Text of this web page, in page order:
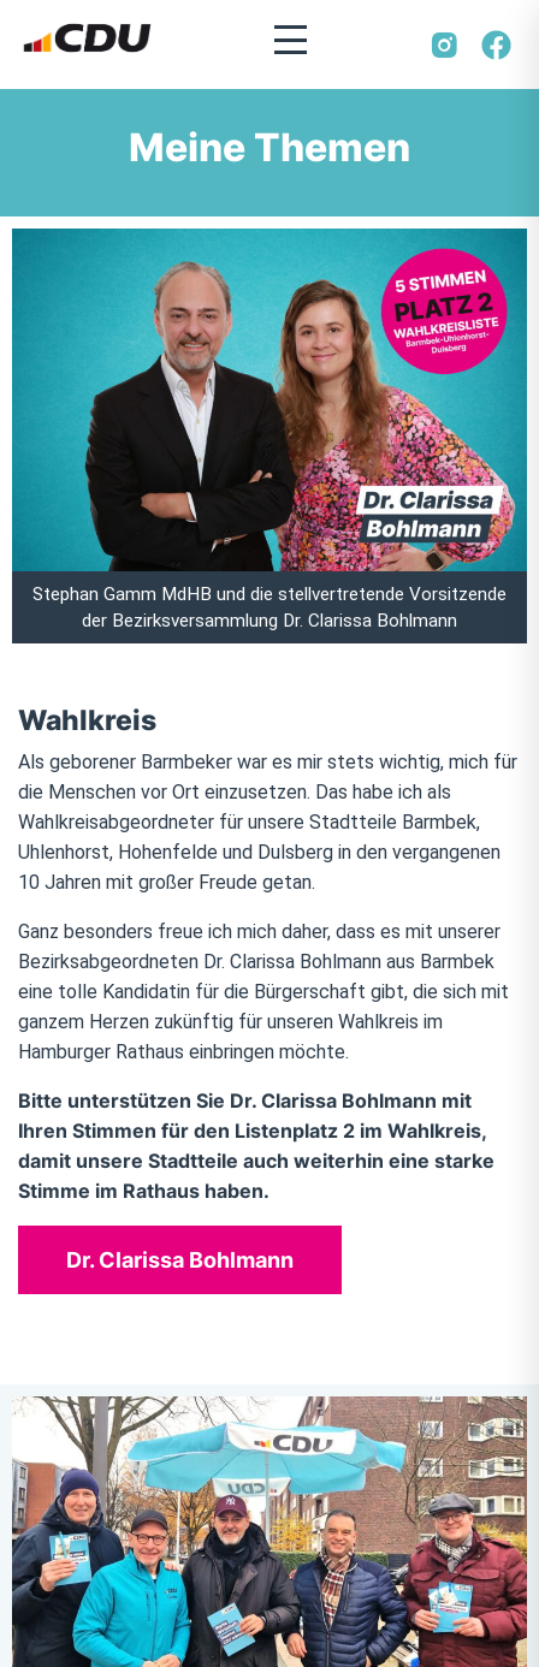
Meine Themen
Wahlkreis
Als geborener Barmbeker war es mir stets wichtig, mich für
die Menschen vor Ort einzusetzen. Das habe ich als
Wahlkreisabgeordneter für unsere Stadtteile Barmbek,
Uhlenhorst, Hohenfelde und Dulsberg in den vergangenen
10 Jahren mit großer Freude getan.
Ganz besonders freue ich mich daher, dass es mit unserer
Bezirksabgeordneten Dr. Clarissa Bohlmann aus Barmbek
eine tolle Kandidatin für die Bürgerschaft gibt, die sich mit
ganzem Herzen zukünftig für unseren Wahlkreis im
Hamburger Rathaus einbringen möchte.
Bitte unterstützen Sie Dr. Clarissa Bohlmann mit
Ihren Stimmen für den Listenplatz 2 im Wahlkreis,
damit unsere Stadtteile auch weiterhin eine starke
Stimme im Rathaus haben.
Dr. Clarissa Bohlmann
Stephan Gamm MdHB und die stellvertretende Vorsitzende
der Bezirksversammlung Dr. Clarissa Bohlmann